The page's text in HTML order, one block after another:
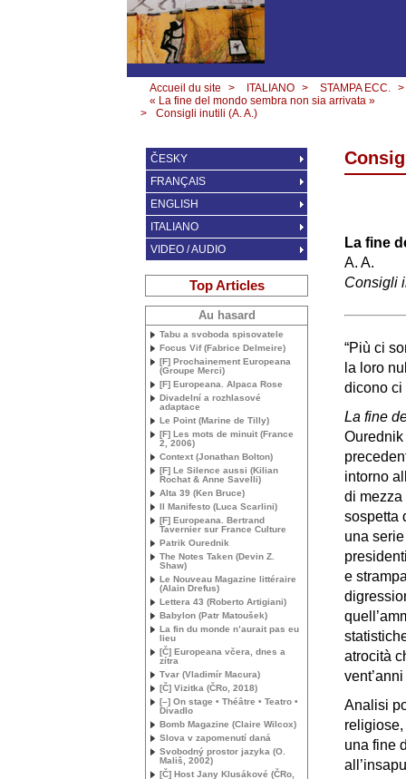
Accueil du site > ITALIANO > STAMPA ECC. >
« La fine del mondo sembra non sia arrivata »
>
Consigli inutili (A. A.)
La fine
A. A.
Consigli
“Più ci
la loro
dicono ci
La fine
intorno
di
sospetta
una
e
atrocità
Analisi
una fine
ČESKY
FRANÇAIS
ENGLISH
ITALIANO
VIDEO / AUDIO
Top Articles
Au hasard
Tabu a svoboda spisovatele
Focus Vif (Fabrice Delmeire)
[F] Prochainement Europeana
(Groupe Merci)
[F] Europeana. Alpaca Rose
Divadelní a rozhlasové
adaptace
Le Point (Marine de Tilly)
[F] Les mots de minuit (France
2, 2006)
Context (Jonathan Bolton)
[F] Le Silence aussi (Kilian
Rochat & Anne Savelli)
Alta 39 (Ken Bruce)
Il Manifesto (Luca Scarlini)
[F] Europeana. Bertrand
Tavernier sur France Culture
Patrik Ourednik
The Notes Taken (Devin Z.
Shaw)
Le Nouveau Magazine littéraire
(Alain Drefus)
Lettera 43 (Roberto Artigiani)
Babylon (Patr Matoušek)
La fin du monde n’aurait pas eu
lieu
[Č] Europeana včera, dnes a
zítra
Tvar (Vladimír Macura)
[Č] Vizitka (ČRo, 2018)
[–] On stage • Théâtre • Teatro •
Divadlo
Bomb Magazine (Claire Wilcox)
Slova v zapomenutí daná
Svobodný prostor jazyka (O.
Mališ, 2002)
[Č] Host Jany Klusákové (ČRo,